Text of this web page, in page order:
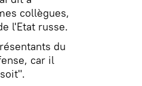
collègues,
l'Etat russe.
du
car il